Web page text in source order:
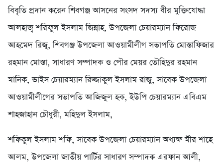
বিবৃতি প্রদান করেন শিবগঞ্জ আসনের সংসদ সদস্য বীর মুক্তিযোদ্ধা
আলহাজ্ব শরিফুল ইসলাম জিন্নাহ, উপজেলা চেয়ারম্যান ফিরোজ
আহমেদ রিজু, শিবগঞ্জ উপজেলা আওয়ামীলীগ সভাপতি মোস্তাফিজার
রহমান মোস্তা, সাধারণ সম্পাদক ও পৌর মেয়র তৌহিদুর রহমান
মানিক, ভাইস চেয়ারম্যান রিজ্জাকুল ইসলাম রাজু, সাবেক উপজেলা
আওয়ামীলীগের সভাপতি আজিজুল হক, ইউপি চেয়ারম্যান এবিএম
শাহজাহান চৌধুরী, মহিদুল ইসলাম,
শফিকুল ইসলাম শফি, সাবেক উপজেলা চেয়ারম্যান অধ্যক্ষ মীর শাহে
আলম, উপজেলা জাতীয় পার্টির সাধারণ সম্পাদক এরফান আলী,